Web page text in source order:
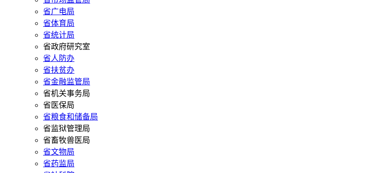
省广电局
省体育局
省统计局
省政府研究室
省人防办
省扶贫办
省金融监管局
省机关事务局
省医保局
省粮食和储备局
省监狱管理局
省畜牧兽医局
省文物局
省药监局